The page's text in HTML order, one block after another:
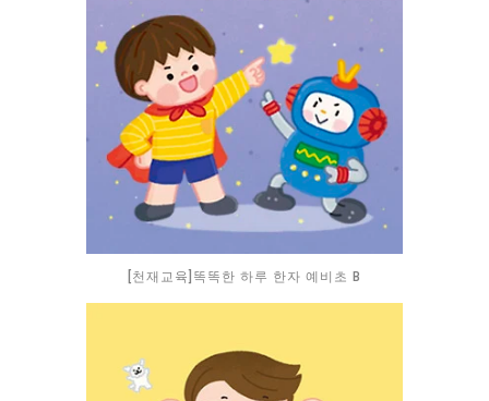
[천재교육]똑똑한 하루 한자 예비초 B